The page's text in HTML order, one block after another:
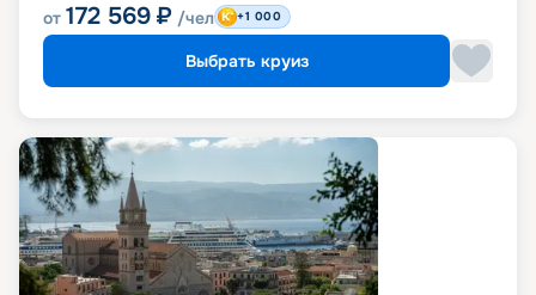
от 172 569 ₽ /чел +1 000
Выбрать круиз